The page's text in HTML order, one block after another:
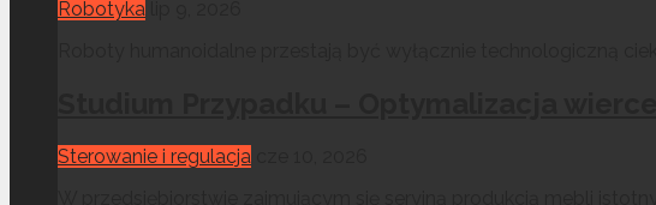
Robotyka
Sterowanie i regulacja